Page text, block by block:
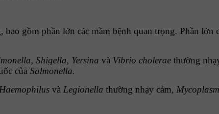
gồm phần lớn các mầm bệnh quan trọng. Phần lớn
Shigella, Yersina và Vibrio cholerae thường
của Salmonella.
Haemophilus và Legionella thường nhạy cảm,